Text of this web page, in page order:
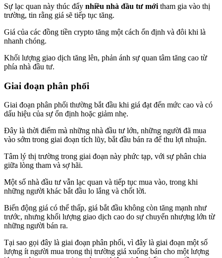
Sự lạc quan này thúc đẩy nhiều nhà đầu tư mới tham gia vào thị
trường, tin rằng giá sẽ tiếp tục tăng.
Giá của các đồng tiền crypto tăng một cách ổn định và đôi khi là
nhanh chóng.
Khối lượng giao dịch tăng lên, phản ánh sự quan tâm tăng cao từ
phía nhà đầu tư.
Giai đoạn phân phối
Giai đoạn phân phối thường bắt đầu khi giá đạt đến mức cao và có
dấu hiệu của sự ổn định hoặc giảm nhẹ.
Đây là thời điểm mà những nhà đầu tư lớn, những người đã mua
vào sớm trong giai đoạn tích lũy, bắt đầu bán ra để thu lợi nhuận.
Tâm lý thị trường trong giai đoạn này phức tạp, với sự phân chia
giữa lòng tham và sợ hãi.
Một số nhà đầu tư vẫn lạc quan và tiếp tục mua vào, trong khi
những người khác bắt đầu lo lắng và chốt lời.
Biến động giá có thể thấp, giá bắt đầu không còn tăng mạnh như
trước, nhưng khối lượng giao dịch cao do sự chuyển nhượng lớn từ
những người bán ra.
Tại sao gọi đây là giai đoạn phân phối, vì đây là giai đoạn một số
lượng ít người mua trong thị trường giá xuống bán cho một lượng